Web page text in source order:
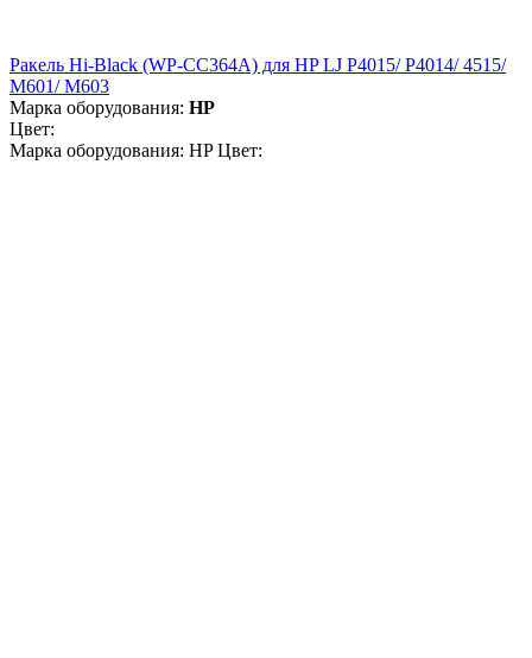
Ракель Hi-Black (WP-CC364A) для HP LJ P4015/ P4014/ 4515/
M601/ M603
Марка оборудования: HP
Цвет:
Марка оборудования: HP Цвет: